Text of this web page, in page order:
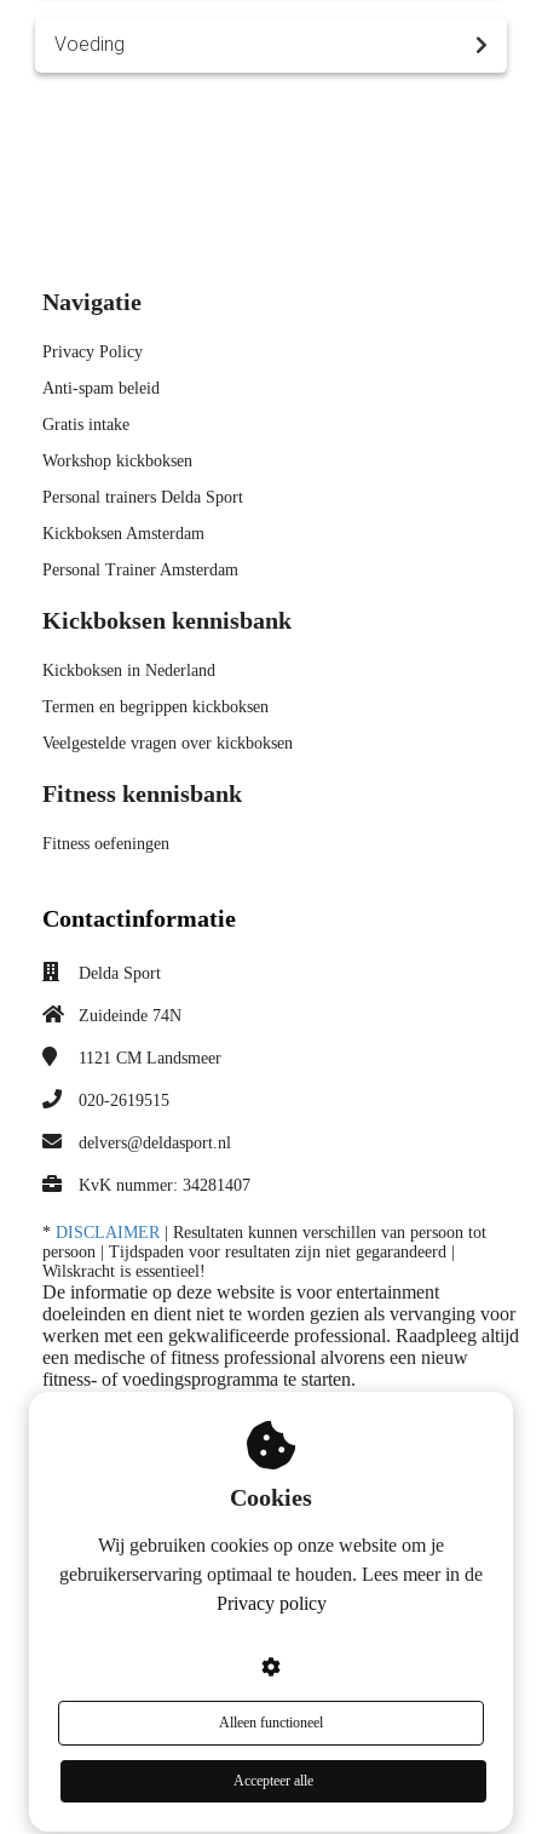
Voeding
Navigatie
Privacy Policy
Anti-spam beleid
Gratis intake
Workshop kickboksen
Personal trainers Delda Sport
Kickboksen Amsterdam
Personal Trainer Amsterdam
Kickboksen kennisbank
Kickboksen in Nederland
Termen en begrippen kickboksen
Veelgestelde vragen over kickboksen
Fitness kennisbank
Fitness oefeningen
Contactinformatie
Delda Sport
Zuideinde 74N
1121 CM Landsmeer
020-2619515
delvers@deldasport.nl
KvK nummer: 34281407
* DISCLAIMER | Resultaten kunnen verschillen van persoon tot
persoon | Tijdspaden voor resultaten zijn niet gegarandeerd |
Wilskracht is essentieel!
De informatie op deze website is voor entertainment
doeleinden en dient niet te worden gezien als vervanging voor
werken met een gekwalificeerde professional. Raadpleeg altijd
een medische of fitness professional alvorens een nieuw
fitness- of voedingsprogramma te starten.
Volg ons op social media
Cookies
Wij gebruiken cookies op onze website om je
gebruikerservaring optimaal te houden. Lees meer in de
Privacy policy
Alleen functioneel
Accepteer alle